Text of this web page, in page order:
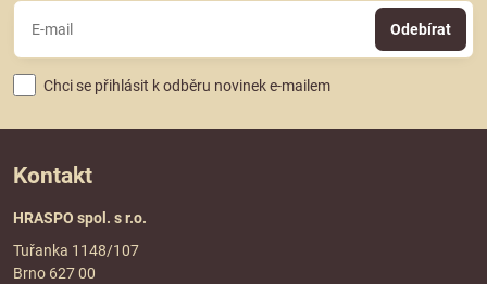
Odebírat
Chci se přihlásit k odběru novinek e-mailem
Kontakt
HRASPO spol. s r.o.
Tuřanka 1148/107
Brno 627 00